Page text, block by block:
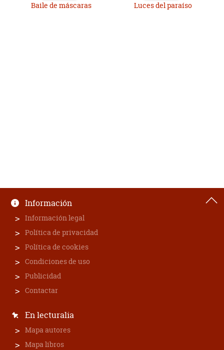
Baile de máscaras Luces del paraíso
Información
Información legal
Política de privacidad
Política de cookies
Condiciones de uso
Publicidad
Contactar
En lecturalia
Mapa autores
Mapa libros